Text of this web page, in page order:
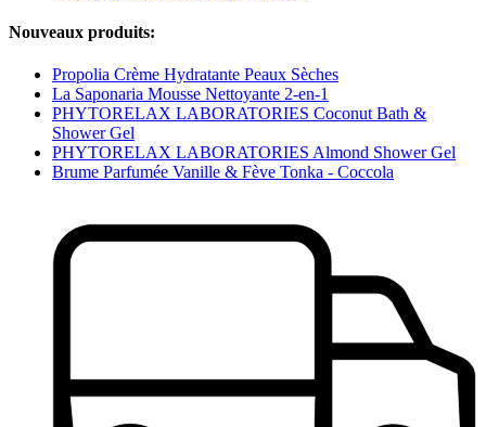
Nouveaux produits:
Propolia Crème Hydratante Peaux Sèches
La Saponaria Mousse Nettoyante 2-en-1
PHYTORELAX LABORATORIES Coconut Bath &
Shower Gel
PHYTORELAX LABORATORIES Almond Shower Gel
Brume Parfumée Vanille & Fève Tonka - Coccola